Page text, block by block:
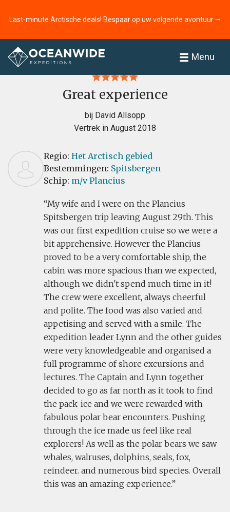
Last-minute Arctische deals! Bespaar op uw volgende avontuur ⭢
Menu
Home
Great experience
bij David Allsopp
Vertrek in August 2018
Regio: Het Arctisch gebied
Bestemmingen: Spitsbergen
Schip: m/v Plancius
My wife and I were on the Plancius
Spitsbergen trip leaving August 29th. This
was our first expedition cruise so we were a
bit apprehensive. However the Plancius
proved to be a very comfortable ship, the
cabin was more spacious than we expected,
although we didn't spend much time in it!
The crew were excellent, always cheerful
and polite. The food was also varied and
appetising and served with a smile. The
expedition leader Lynn and the other guides
were very knowledgeable and organised a
full programme of shore excursions and
lectures. The Captain and Lynn together
decided to go as far north as it took to find
the pack-ice and we were rewarded with
fabulous polar bear encounters. Pushing
through the ice made us feel like real
explorers! As well as the polar bears we saw
whales, walruses, dolphins, seals, fox,
reindeer. and numerous bird species. Overall
this was an amazing experience.